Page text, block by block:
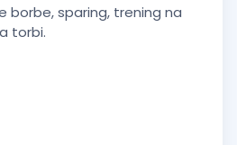
borbe, sparing, trening na
torbi.